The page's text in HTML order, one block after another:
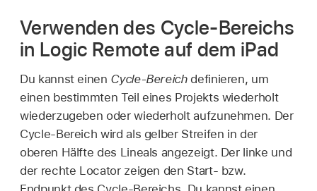
Verwenden des Cycle-Bereichs
in Logic Remote auf dem iPad
Du kannst einen Cycle-Bereichdefinieren, um
einen bestimmten Teil eines Projekts wiederholt
wiederzugeben oder wiederholt aufzunehmen. Der
Cycle-Bereich wird als gelber Streifen in der
oberen Hälfte des Lineals angezeigt. Der linke und
der rechte Locator zeigen den Start- bzw.